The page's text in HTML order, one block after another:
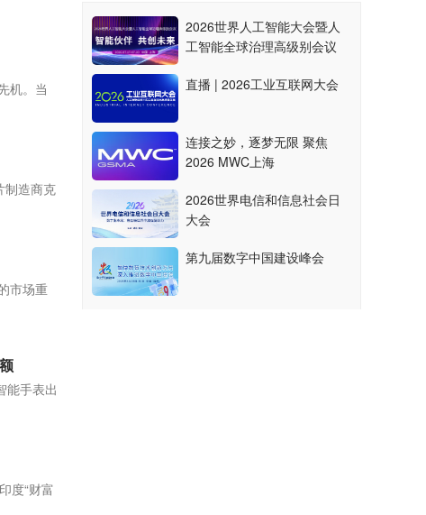
机。当
制造商克
市场重
能手表出
度“财富
2026世界人工智能大会暨人
工智能全球治理高级别会议
直播 | 2026工业互联网大会
连接之妙，逐梦无限 聚焦
2026 MWC上海
2026世界电信和信息社会日
大会
第九届数字中国建设峰会